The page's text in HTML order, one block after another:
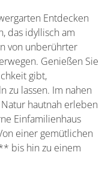
Entdecken
das idyllisch am
von unberührter
Genießen Sie
gibt,
zu lassen. Im nahen
hautnah erleben
Einfamilienhaus
einer gemütlichen
bis hin zu einem